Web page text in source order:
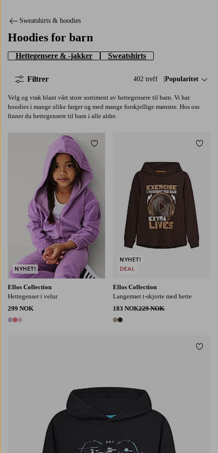
Sweatshirts & hoodies
Hoodies for barn
Hettegensere & -jakker Sweatshirts
402 treff Sorter på:
Popularitet
Filtrer
Velg og vrak blant vårt store sortiment av hettegensere til barn. Vi har
hoodies i mange ulike farger og med mange forskjellige mønstre. Hos oss
finner du hettegensere til barn i alle aldre.
Ellos Collection
Hettegenser i velur
299 NOK
3 farger
NYHET!
Legg til favoritter
110/116122/128 134/140
Ellos Collection
Langermet t-skjorte med hette
183 NOK229 NOK
2 farger
NYHET!
DEAL
146/152158/164170